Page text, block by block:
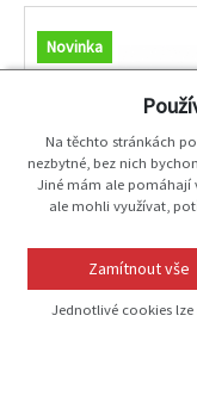
Novinka
ARCHIMEDES
Na těchto stránkách
nezbytné, bez nich
Jiné mám ale pomáhají
ale mohli využívat,
Zamítnout vše
Jednotlivé cookies